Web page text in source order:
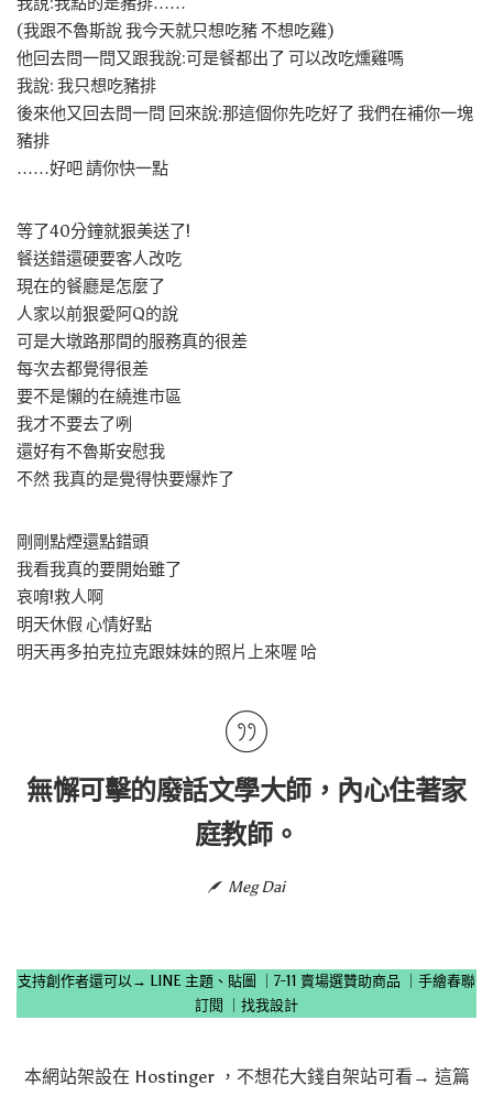
(我跟不魯斯說 我今天就只想吃豬 不想吃雞)
他回去問一問又跟我說:可是餐都出了 可以改吃燻雞嗎
我說: 我只想吃豬排
後來他又回去問一問 回來說:那這個你先吃好了 我們在補你一塊
豬排
……好吧 請你快一點
等了40分鐘就狠美送了!
餐送錯還硬要客人改吃
現在的餐廳是怎麼了
人家以前狠愛阿Q的說
可是大墩路那間的服務真的很差
每次去都覺得很差
要不是懶的在繞進市區
我才不要去了咧
還好有不魯斯安慰我
不然 我真的是覺得快要爆炸了
剛剛點煙還點錯頭
我看我真的要開始雖了
哀唷!救人啊
明天休假 心情好點
明天再多拍克拉克跟妹妹的照片上來喔 哈
無懈可擊的廢話文學大師，內心住著家
庭教師。
Meg Dai
支持創作者還可以→ LINE 主題、貼圖 7-11 賣場選贊助商品
手繪春聯
訂閱
找我設計
本網站架設在 Hostinger，不想花大錢自架站可看→ 這篇